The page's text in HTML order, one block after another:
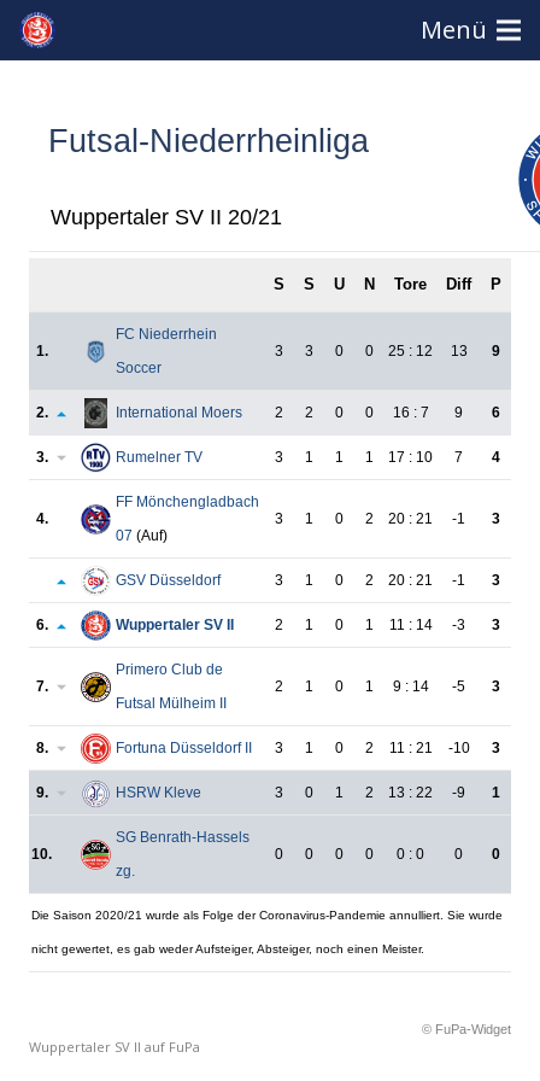
Menü
Futsal-Niederrheinliga
Wuppertaler SV II 20/21
S S U N Tore Diff P
1.
FC Niederrhein
Soccer
3 3 0 0 25 : 12 13 9
2. International Moers 2 2 0 0 16 : 7 9 6
3. Rumelner TV 3 1 1 1 17 : 10 7 4
4.
FF Mönchengladbach
07 (Auf)
3 1 0 2 20 : 21 -1 3
GSV Düsseldorf 3 1 0 2 20 : 21 -1 3
6. Wuppertaler SV II 2 1 0 1 11 : 14 -3 3
7.
Primero Club de
Futsal Mülheim II
2 1 0 1 9 : 14 -5 3
8. Fortuna Düsseldorf II 3 1 0 2 11 : 21 -10 3
9. HSRW Kleve 3 0 1 2 13 : 22 -9 1
10.
SG Benrath-Hassels
zg.
0 0 0 0 0 : 0 0 0
Die Saison 2020/21 wurde als Folge der Coronavirus-Pandemie annulliert. Sie wurde
nicht gewertet, es gab weder Aufsteiger, Absteiger, noch einen Meister.
© FuPa-Widget
Wuppertaler SV II auf FuPa